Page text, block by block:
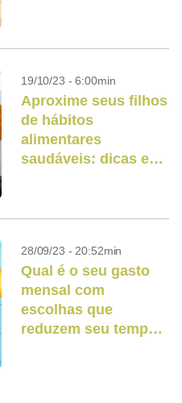
19/10/23 - 6:00min
Aproxime seus filhos
de hábitos
alimentares
saudáveis: dicas e
28/09/23 - 20:52min
Qual é o seu gasto
mensal com
escolhas que
reduzem seu tempo